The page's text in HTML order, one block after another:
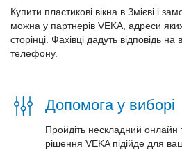
Купити пластикові вікна в Змієві і
можна у партнерів VEKA, адреси
сторінці. Фахівці дадуть відповідь
телефону.
Допомога у виборі
Пройдіть нескладний онлайн
рішення VEKA підійде для